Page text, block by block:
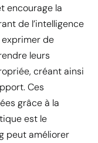
encourage la
de l’intelligence
exprimer de
leurs
créant ainsi
Ces
grâce à la
est le
peut améliorer